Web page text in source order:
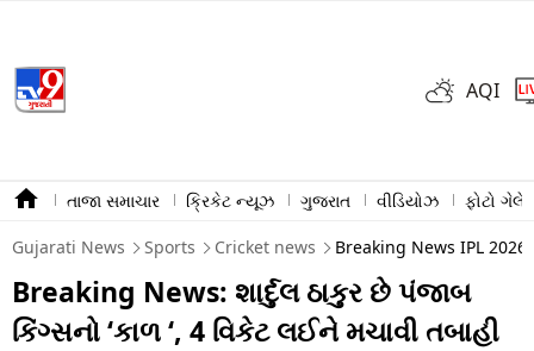
AQI
તાજા સમાચાર ક્રિકેટ ન્યૂઝ ગુજરાત વીડિયોઝ ફોટો
Gujarati News Sports Cricket news Breaking News IPL
Breaking News: શાર્દુલ ઠાકુર છે પંજાબ
કિંગ્સનો ‘કાળ ‘, 4 વિકેટ લઈને મચાવી તબાહી